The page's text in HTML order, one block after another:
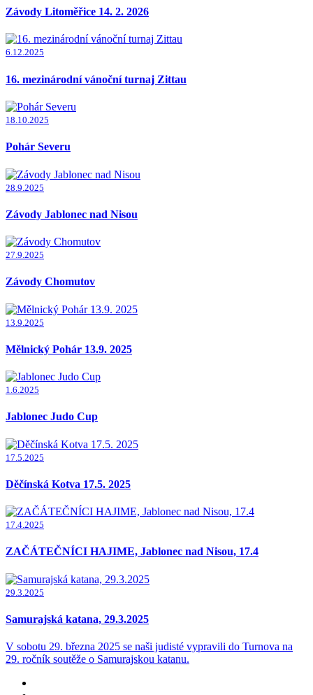
Závody Litoměřice 14. 2. 2026
6.12.2025
16. mezinárodní vánoční turnaj Zittau
18.10.2025
Pohár Severu
28.9.2025
Závody Jablonec nad Nisou
27.9.2025
Závody Chomutov
13.9.2025
Mělnický Pohár 13.9. 2025
1.6.2025
Jablonec Judo Cup
17.5.2025
Děčínská Kotva 17.5. 2025
17.4.2025
ZAČÁTEČNÍCI HAJIME, Jablonec nad Nisou, 17.4
29.3.2025
Samurajská katana, 29.3.2025
V sobotu 29. března 2025 se naši judisté vypravili do Turnova na
29. ročník soutěže o Samurajskou katanu.